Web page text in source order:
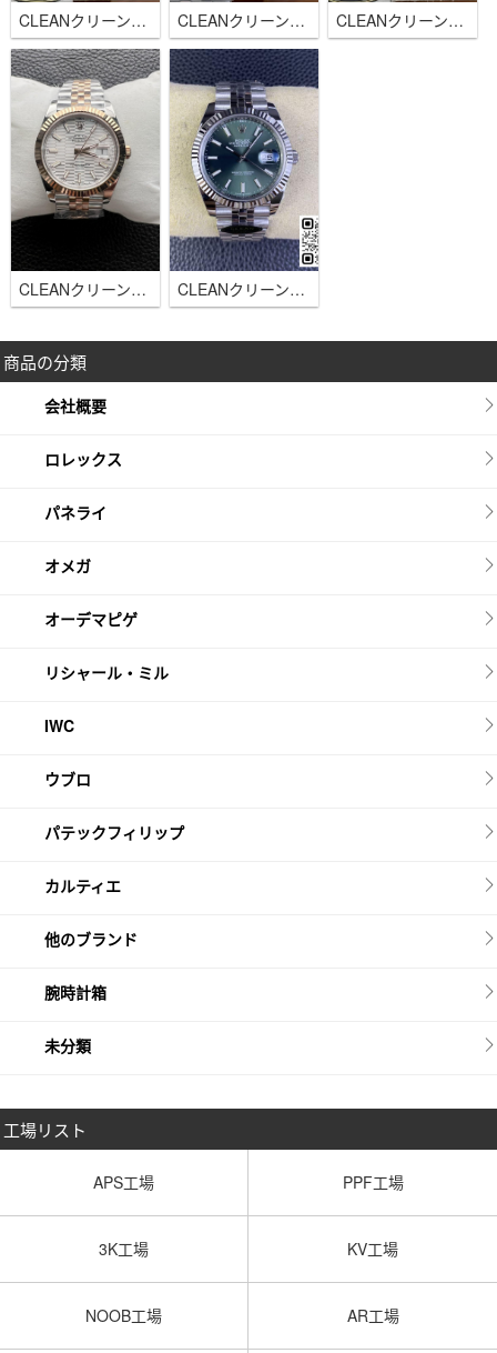
CLEANクリーン工場 ロレックス デイトジャスト36mmブラック 3235自動巻きムーブメント CLEANクリーン工場 ロレックス デイトジャスト36mm グリーン 3235自動巻きムーブメント CLEANクリーン工場 ロレックス デイトジャスト36mm ブルー 自動巻き3235ムーブメント
CLEANクリーン工場 ロレックス デイトジャスト41mmコンビゴーズゴールド フルーテッドモチーフダイアル CLEANクリーン工場 ロレックス デイトジャスト41mmグリーン ジュビリーブレス 3235ムーブメント
商品の分類
会社概要
ロレックス
パネライ
オメガ
オーデマピゲ
リシャール・ミル
IWC
ウブロ
パテックフィリップ
カルティエ
他のブランド
腕時計箱
未分類
工場リスト
APS工場 PPF工場
3K工場 KV工場
NOOB工場 AR工場